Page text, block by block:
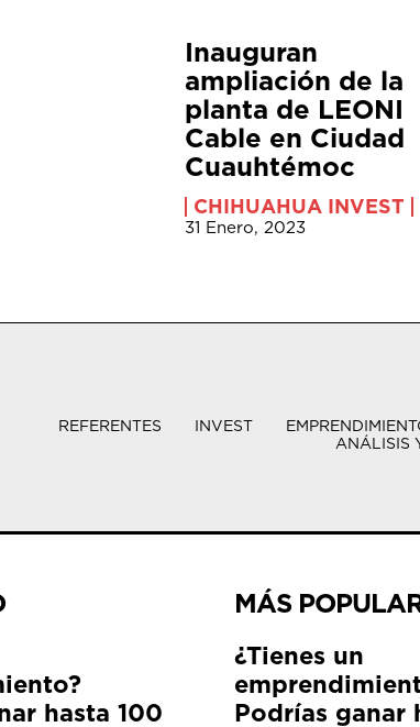
Inauguran
ampliación de la
planta de LEONI
Cable en Ciudad
Cuauhtémoc
CHIHUAHUA INVEST
31 Enero, 2023
REFERENTES INVEST
ANÁLISIS
hasta 100
MÁS
¿Tienes un
Podrías ganar